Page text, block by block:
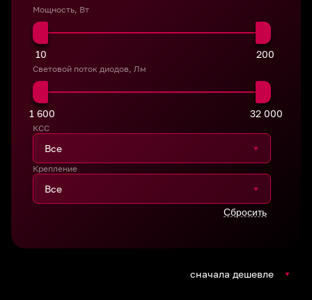
Мощность, Вт
10 200
Световой поток диодов, Лм
1 600 32 000
КСС
Крепление
сначала дешевле